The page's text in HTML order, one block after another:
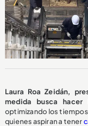
Laura Roa Zeidán,
medida busca
optimizando los
quienes aspiran a tener